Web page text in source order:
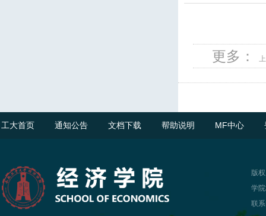
更多：
工大首页 通知公告 文档下载 帮助说明 MF中心
版
学
联